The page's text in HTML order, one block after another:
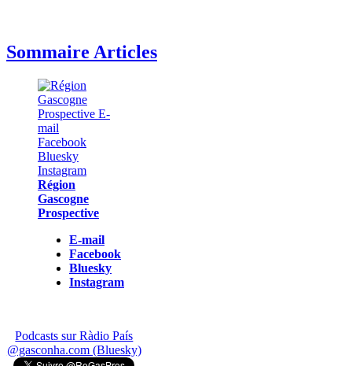
Sommaire Articles
Région
Gascogne
Prospective
E-mail
Facebook
Bluesky
Instagram
Podcasts sur Ràdio País
@gasconha.com (Bluesky)